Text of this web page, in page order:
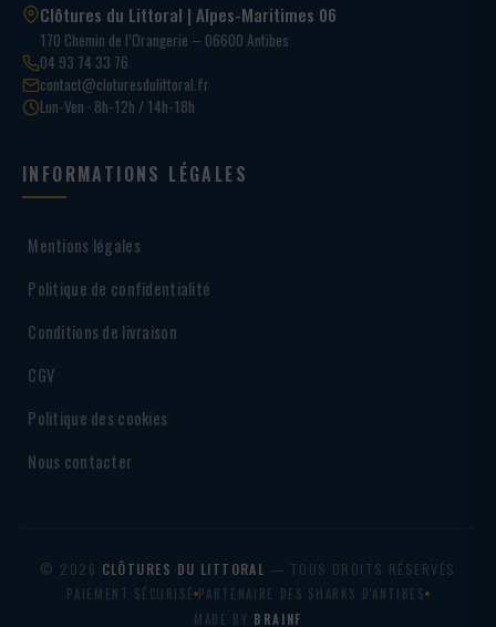
Clôtures du Littoral | Alpes-Maritimes 06
170 Chemin de l’Orangerie – 06600 Antibes
04 93 74 33 76
contact@cloturesdulittoral.fr
Lun-Ven · 8h-12h / 14h-18h
INFORMATIONS LÉGALES
Mentions légales
Politique de confidentialité
Conditions de livraison
CGV
Politique des cookies
Nous contacter
© 2026 CLÔTURES DU LITTORAL — TOUS DROITS RÉSERVÉS
PAIEMENT SÉCURISÉ PARTENAIRE DES SHARKS D'ANTIBES
MADE BY BRAINF